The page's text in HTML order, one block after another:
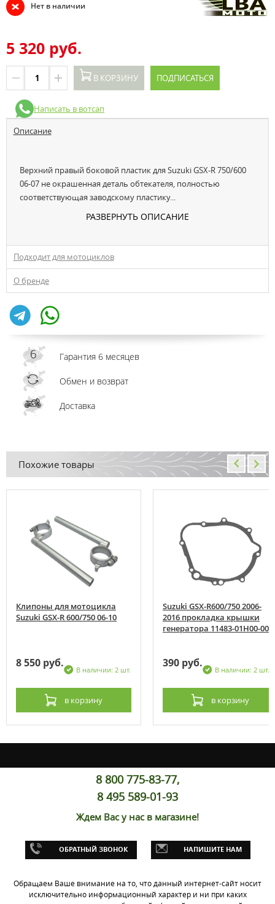
Нет в наличии
5 320 руб.
В КОРЗИНУ ПОДПИСАТЬСЯ
Написать в вотсап
Описание
Верхний правый боковой пластик для Suzuki GSX-R 750/600
06-07 не окрашенная деталь обтекателя, полностью
соответствующая заводскому пластику...
РАЗВЕРНУТЬ ОПИСАНИЕ
Подходит для мотоциклов
О бренде
Гарантия 6 месяцев
Обмен и возврат
Доставка
Похожие товары
Клипоны для мотоцикла
Suzuki GSX-R 600/750 06-10
8 550 руб.
В наличии: 2 шт.
в корзину
Suzuki GSX-R600/750 2006-
2016 прокладка крышки
генератора 11483-01H00-000
390 руб.
В наличии: 2 шт.
в корзину
8 800 775-83-77,
8 495 589-01-93
Ждем Вас у нас в магазине!
ОБРАТНЫЙ ЗВОНОК НАПИШИТЕ НАМ
Обращаем Ваше внимание на то, что данный интернет-сайт носит
исключительно информационный характер и ни при каких